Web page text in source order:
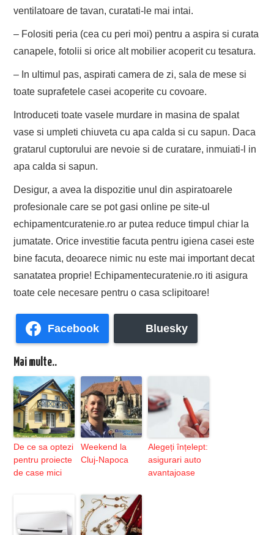
ventilatoare de tavan, curatati-le mai intai.
– Folositi peria (cea cu peri moi) pentru a aspira si curata
canapele, fotolii si orice alt mobilier acoperit cu tesatura.
– In ultimul pas, aspirati camera de zi, sala de mese si
toate suprafetele casei acoperite cu covoare.
Introduceti toate vasele murdare in masina de spalat
vase si umpleti chiuveta cu apa calda si cu sapun. Daca
gratarul cuptorului are nevoie si de curatare, inmuiati-l in
apa calda si sapun.
Desigur, a avea la dispozitie unul din aspiratoarele
profesionale care se pot gasi online pe site-ul
echipamentcuratenie.ro ar putea reduce timpul chiar la
jumatate. Orice investitie facuta pentru igiena casei este
bine facuta, deoarece nimic nu este mai important decat
sanatatea proprie! Echipamentecuratenie.ro iti asigura
toate cele necesare pentru o casa sclipitoare!
Facebook Bluesky
Mai multe..
De ce sa optezi
pentru proiecte
de case mici
Weekend la
Cluj-Napoca
Alegeți înțelept:
asigurari auto
avantajoase